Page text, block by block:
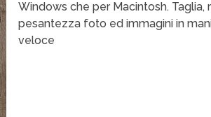
Windows che per Macintosh. Taglia,
pesantezza foto ed immagini in
veloce